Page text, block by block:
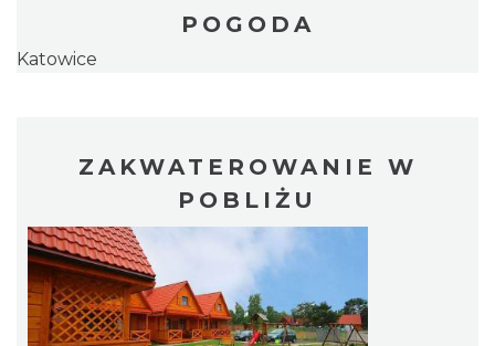
POGODA
Katowice
ZAKWATEROWANIE W
POBLIŻU